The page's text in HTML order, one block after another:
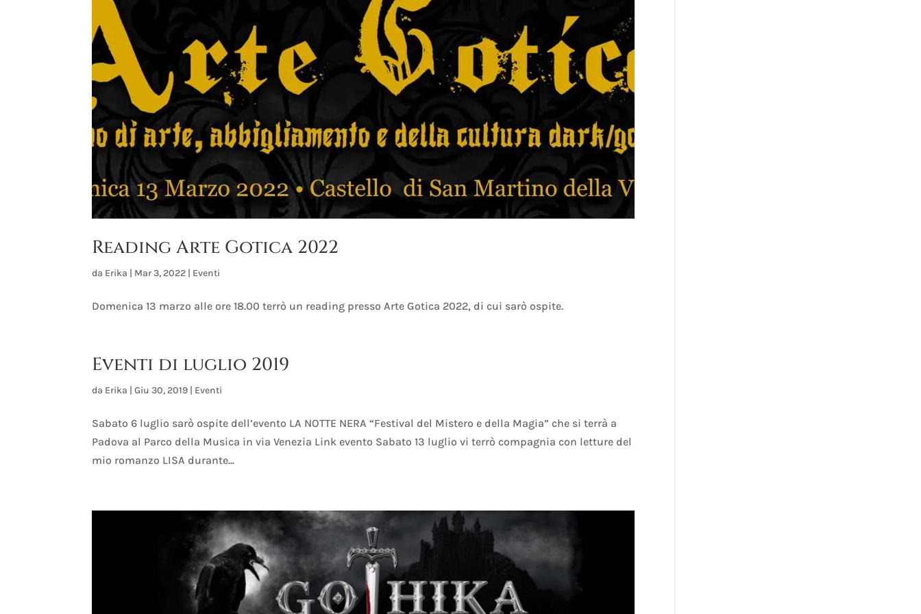
Reading Arte Gotica 2022
da Erika | Mar 3, 2022 | Eventi
Domenica 13 marzo alle ore 18.00 terrò un reading presso Arte Gotica 2022, di cui sarò ospite.
Eventi di luglio 2019
da Erika |Giu 30, 2019 | Eventi
Sabato 6 luglio sarò ospite dell’evento LA NOTTE NERA “Festival del Mistero e della Magia” che si terrà a
Padova al Parco della Musica in via Venezia Link evento Sabato 13 luglio vi terrò compagnia con letture del
mio romanzo LISA durante...